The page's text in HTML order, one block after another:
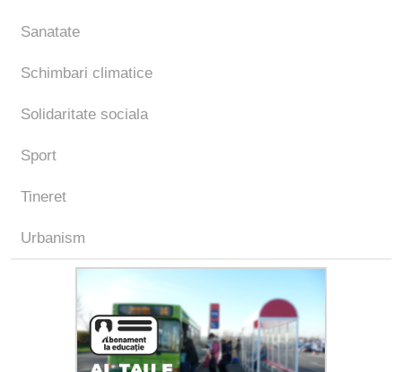
Sanatate
Schimbari climatice
Solidaritate sociala
Sport
Tineret
Urbanism